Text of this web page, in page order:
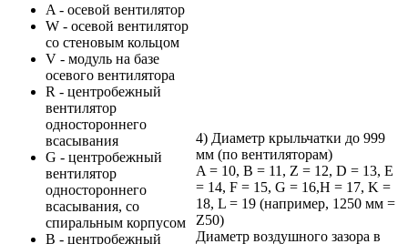
A - осевой вентилятор
W - осевой вентилятор
со стеновым кольцом
V - модуль на базе
осевого вентилятора
R - центробежный
вентилятор
одностороннего
всасывания
G - центробежный
вентилятор
одностороннего
всасывания, со
спиральным корпусом
B - центробежный
4) Диаметр крыльчатки до 999
мм (по вентиляторам)
A = 10, B = 11, Z = 12, D = 13, E
= 14, F = 15, G = 16,H = 17, K =
18, L = 19 (например, 1250 мм =
Z50)
Диаметр воздушного зазора в